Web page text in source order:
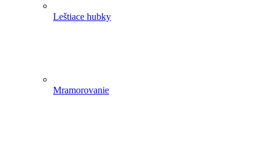
Leštiace hubky
Mramorovanie